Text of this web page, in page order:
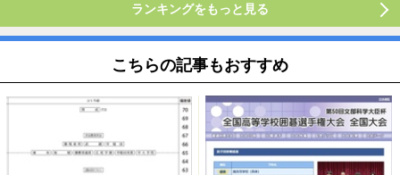
ランキングをもっと見る
こちらの記事もおすすめ